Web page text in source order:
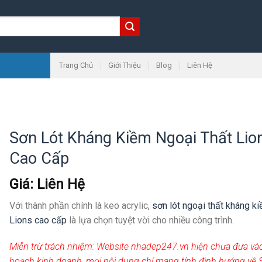
Trang Chủ Giới Thiệu Blog Liên Hệ
Sơn Lót Kháng Kiềm Ngoại Thất
Cao Cấp
Giá: Liên Hệ
Với thành phần chính là keo acrylic, sơn lót ngoại thất kháng
Lions cao cấp là lựa chọn tuyệt vời cho nhiều công trình.
Miễn trừ trách nhiệm: Website nhadep247.vn hiện chưa đưa